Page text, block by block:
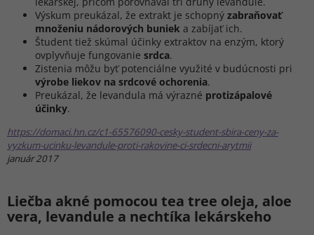
Výskum preukázal, že extrakt je schopný zabraňovať
množeniu nádorových buniek a zabíjať ich.
Študent tiež skúmal účinky extraktov na enzým, ktorý
ovplyvňuje fungovanie srdca.
Zistenia môžu byť potenciálne využité v budúcnosti pri
výrobe liekov na srdcové ochorenia.
Preukázal, že levandula má výrazné protizápalové
účinky.
https://domaci.hn.cz/c1-65576090-cesky-student-sbira-ceny-za-
vyzkum-ucinku-levandule-proti-rakovine-ci-srdecni-arytmii
január 2017
Liečba akné pomocou tea tree oleja, aloe
vera, levandule a nechtíka lekárskeho